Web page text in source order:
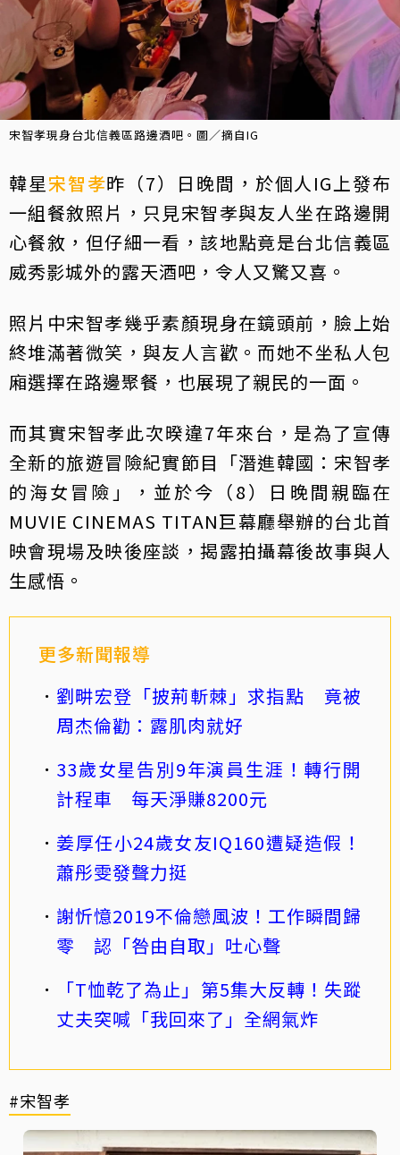
宋智孝現身台北信義區路邊酒吧。圖／摘自IG
韓星宋智孝昨（7）日晚間，於個人IG上發布
一組餐敘照片，只見宋智孝與友人坐在路邊開
心餐敘，但仔細一看，該地點竟是台北信義區
威秀影城外的露天酒吧，令人又驚又喜。
照片中宋智孝幾乎素顏現身在鏡頭前，臉上始
終堆滿著微笑，與友人言歡。而她不坐私人包
廂選擇在路邊聚餐，也展現了親民的一面。
而其實宋智孝此次暌違7年來台，是為了宣傳
全新的旅遊冒險紀實節目「潛進韓國：宋智孝
的海女冒險」，並於今（8）日晚間親臨在
MUVIE CINEMAS TITAN巨幕廳舉辦的台北首
映會現場及映後座談，揭露拍攝幕後故事與人
生感悟。
更多新聞報導
劉畊宏登「披荊斬棘」求指點 竟被
周杰倫勸：露肌肉就好
33歲女星告別9年演員生涯！轉行開
計程車 每天淨賺8200元
姜厚任小24歲女友IQ160遭疑造假！
蕭彤雯發聲力挺
謝忻憶2019不倫戀風波！工作瞬間歸
零 認「咎由自取」吐心聲
「T恤乾了為止」第5集大反轉！失蹤
丈夫突喊「我回來了」全網氣炸
#宋智孝